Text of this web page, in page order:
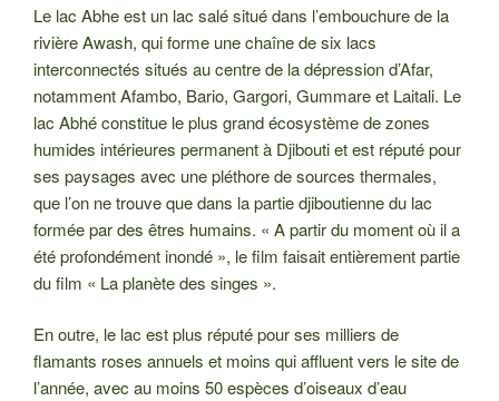
Le lac Abhe est un lac salé situé dans l’embouchure de la
rivière Awash, qui forme une chaîne de six lacs
interconnectés situés au centre de la dépression d’Afar,
notamment Afambo, Bario, Gargori, Gummare et Laitali. Le
lac Abhé constitue le plus grand écosystème de zones
humides intérieures permanent à Djibouti et est réputé pour
ses paysages avec une pléthore de sources thermales,
que l’on ne trouve que dans la partie djiboutienne du lac
formée par des êtres humains. « A partir du moment où il a
été profondément inondé », le film faisait entièrement partie
du film « La planète des singes ».
En outre, le lac est plus réputé pour ses milliers de
flamants roses annuels et moins qui affluent vers le site de
l’année, avec au moins 50 espèces d’oiseaux d’eau